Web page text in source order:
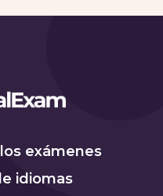
exámenes
idiomas